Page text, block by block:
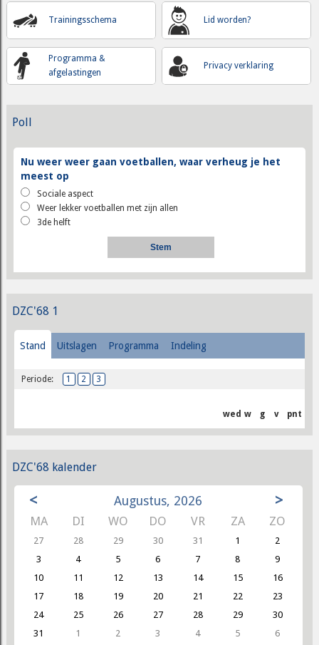
Trainingsschema
Programma &
afgelastingen
Lid worden?
Privacy verklaring
Poll
Nu weer weer gaan voetballen, waar verheug je het
meest op
Sociale aspect
Weer lekker voetballen met zijn allen
3de helft
DZC'68 1
Stand Uitslagen Programma Indeling
Periode: 1 2 3
wed w g v pnt
DZC'68 kalender
< Augustus, 2026 >
MA DI WO DO VR ZA ZO
27 28 29 30 31 1
2
3
4 5 6 7 8
9
10
11 12 13 14 15
16
17
18 19 20 21 22
23
24
25 26 27 28 29
30
31
1 2 3 4 5 6